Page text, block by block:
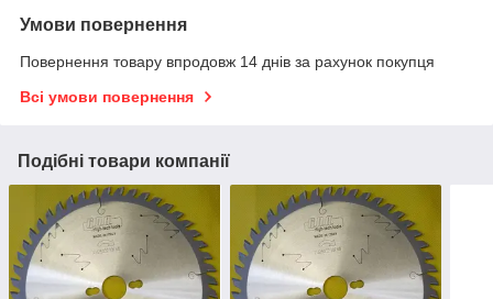
Умови повернення
Повернення товару впродовж 14 днів за рахунок покупця
Всі умови повернення
Подібні товари компанії